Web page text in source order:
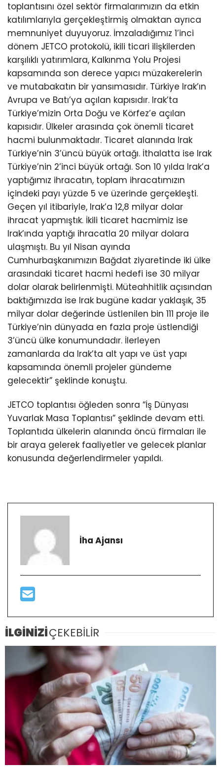
toplantısını özel sektör firmalarımızın da etkin
katılımlarıyla gerçekleştirmiş olmaktan ayrıca
memnuniyet duyuyoruz. İmzaladığımız 1’inci
dönem JETCO protokolü, ikili ticari ilişkilerden
karşılıklı yatırımlara, Kalkınma Yolu Projesi
kapsamında son derece yapıcı müzakerelerin
ve mutabakatın bir yansımasıdır. Türkiye Irak’ın
Avrupa ve Batı’ya açılan kapısıdır. Irak’ta
Türkiye’mizin Orta Doğu ve Körfez’e açılan
kapısıdır. Ülkeler arasında çok önemli ticaret
hacmi bulunmaktadır. Ticaret alanında Irak
Türkiye’nin 3’üncü büyük ortağı. İthalatta ise Irak
Türkiye’nin 2’inci büyük ortağı. Son 10 yılda Irak’a
yaptığımız ihracatın, toplam ihracatımızın
içindeki payı yüzde 5 ve üzerinde gerçekleşti.
Geçen yıl itibariyle, Irak’a 12,8 milyar dolar
ihracat yapmıştık. İkili ticaret hacmimiz ise
Irak’ında yaptığı ihracatla 20 milyar dolara
ulaşmıştı. Bu yıl Nisan ayında
Cumhurbaşkanımızın Bağdat ziyaretinde iki ülke
arasındaki ticaret hacmi hedefi ise 30 milyar
dolar olarak belirlenmişti. Müteahhitlik açısından
baktığımızda ise Irak bugüne kadar yaklaşık, 35
milyar dolar değerinde üstlenilen bin 111 proje ile
Türkiye’nin dünyada en fazla proje üstlendiği
3’üncü ülke konumundadır. İlerleyen
zamanlarda da Irak’ta alt yapı ve üst yapı
kapsamında önemli projeler gündeme
gelecektir” şeklinde konuştu.
JETCO toplantısı öğleden sonra “İş Dünyası
Yuvarlak Masa Toplantısı” şeklinde devam etti.
Toplantıda ülkelerin alanında öncü firmaları ile
bir araya gelerek faaliyetler ve gelecek planlar
konusunda değerlendirmeler yapıldı.
İha Ajansı
İLGİNİZİÇEKEBİLİR